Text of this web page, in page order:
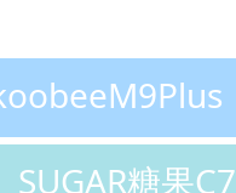
SUGAR糖果C7